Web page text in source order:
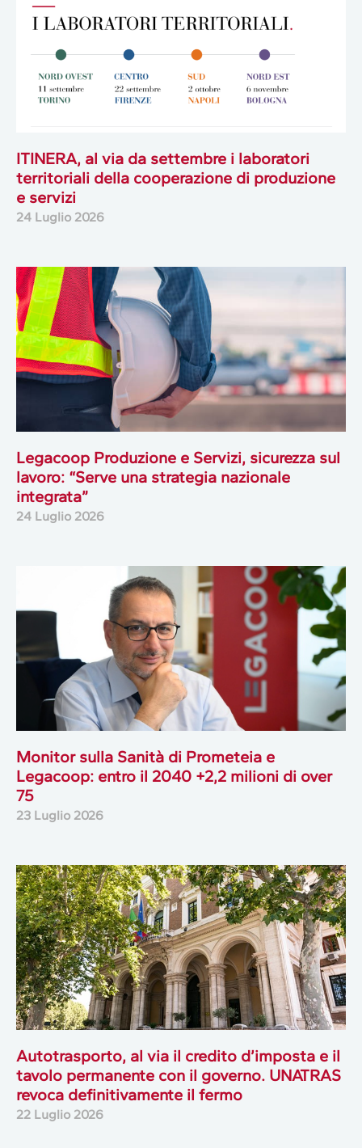
ITINERA, al via da settembre i laboratori
territoriali della cooperazione di produzione
e servizi
24 Luglio 2026
Legacoop Produzione e Servizi, sicurezza sul
lavoro: “Serve una strategia nazionale
integrata”
24 Luglio 2026
Monitor sulla Sanità di Prometeia e
Legacoop: entro il 2040 +2,2 milioni di over
75
23 Luglio 2026
Autotrasporto, al via il credito d’imposta e il
tavolo permanente con il governo. UNATRAS
revoca definitivamente il fermo
22 Luglio 2026